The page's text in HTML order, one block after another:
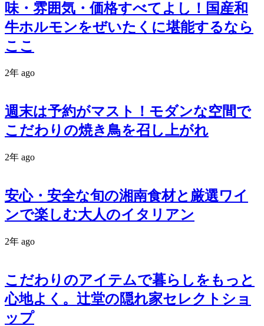
味・雰囲気・価格すべてよし！国産和
牛ホルモンをぜいたくに堪能するなら
ここ
2年 ago
週末は予約がマスト！モダンな空間で
こだわりの焼き鳥を召し上がれ
2年 ago
安心・安全な旬の湘南食材と厳選ワイ
ンで楽しむ大人のイタリアン
2年 ago
こだわりのアイテムで暮らしをもっと
心地よく。辻堂の隠れ家セレクトショ
ップ